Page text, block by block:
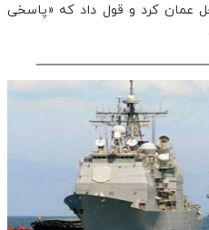
عمان کرد و قول داد که «پاسخی